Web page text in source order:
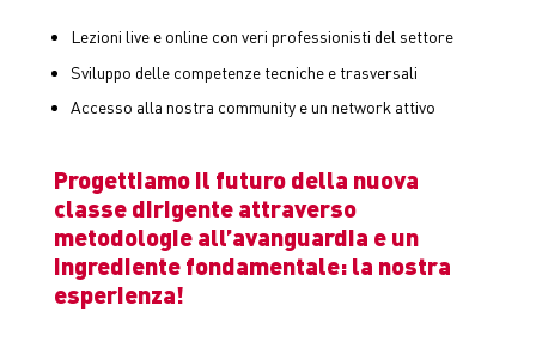
Lezioni live e online con veri professionisti del settore
Sviluppo delle competenze tecniche e trasversali
Accesso alla nostra community e un network attivo
Progettiamo il futuro della nuova
classe dirigente attraverso
metodologie all’avanguardia e un
ingrediente fondamentale: la nostra
esperienza!